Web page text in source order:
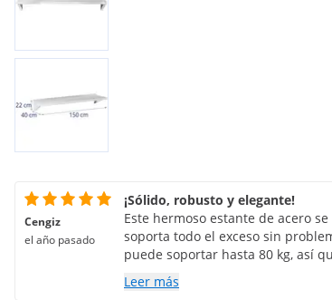
Cengiz
el año pasado
¡Sólido, robusto y elegante!
Este hermoso estante de acero
soporta todo el exceso sin
puede soportar hasta 80 kg, así
más pesadas en el estante.
resistente y elegante que pueda
Leer más